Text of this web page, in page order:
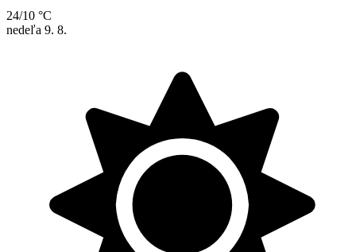
24/10 °C
nedeľa 9. 8.